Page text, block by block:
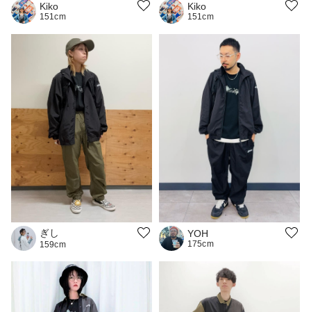
Kiko
151cm
Kiko
151cm
ぎし
159cm
YOH
175cm